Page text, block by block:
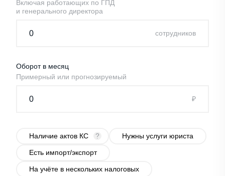
Включая работающих по ГПД
и генерального директора
cотрудников
Оборот в месяц
Примерный или прогнозируемый
₽
Наличие актов КС ? Нужны услуги юриста
Есть импорт/экспорт
На учёте в нескольких налоговых